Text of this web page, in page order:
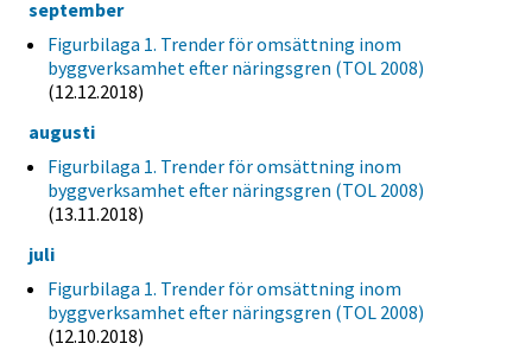
september
Figurbilaga 1. Trender för omsättning inom
byggverksamhet efter näringsgren (TOL 2008)
(12.12.2018)
augusti
Figurbilaga 1. Trender för omsättning inom
byggverksamhet efter näringsgren (TOL 2008)
(13.11.2018)
juli
Figurbilaga 1. Trender för omsättning inom
byggverksamhet efter näringsgren (TOL 2008)
(12.10.2018)